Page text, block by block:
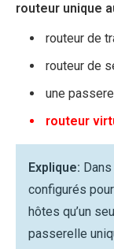
routeur unique
routeur de
routeur de
une
routeur
Explique:
configurés
hôtes qu’un
passerelle